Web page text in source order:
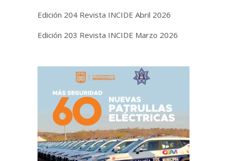
Edición 204 Revista INCIDE Abril 2026
Edición 203 Revista INCIDE Marzo 2026